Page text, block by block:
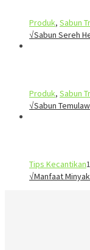
Produk, Sabun
√Sabun Sereh
Produk, Sabun
√Sabun
Tips Kecantikan
√Manfaat